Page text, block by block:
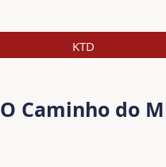
KTD
O Caminho do